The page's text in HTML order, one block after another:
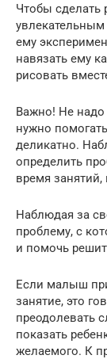
Чтобы сделать
ему
навязать ему
рисовать
Важно! Не надо
нужно
деликатно.
определить
время
Наблюдая за
проблему, с
и помочь
Если малыш
занятие, это
преодолевать
показать
желаемого. К